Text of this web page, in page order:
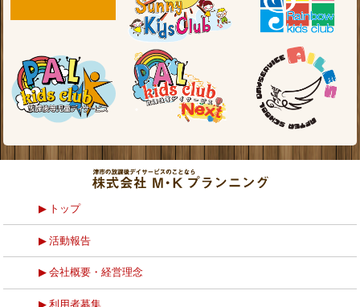
トップ
活動報告
会社概要・経営理念